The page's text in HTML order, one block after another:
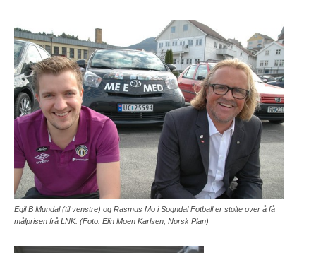
Egil B Mundal (til venstre) og Rasmus Mo i Sogndal Fotball er stolte over å få
målprisen frå LNK. (Foto: Elin Moen Karlsen, Norsk Plan)